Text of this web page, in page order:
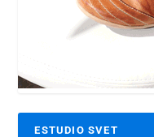
ESTUDIO SVET